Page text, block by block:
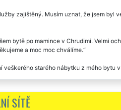
zajištěný. Musím uznat, že jsem byl
bytě po mamince v Chrudimi. Velmi
a moc moc chválíme.
starého nábytku z mého bytu
SÍTĚ